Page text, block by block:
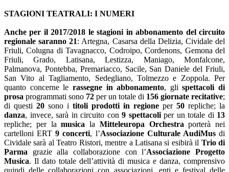
STAGIONI TEATRALI: I NUMERI
Anche per il 2017/2018 le stagioni in abbonamento del circuito
regionale saranno 21: Artegna, Casarsa della Delizia, Cividale del
Friuli, Colugna di Tavagnacco, Codroipo, Cordenons, Gemona del
Friuli, Grado, Latisana, Lestizza, Maniago, Monfalcone,
Palmanova, Pontebba, Premariacco, Sacile, San Daniele del Friuli,
San Vito al Tagliamento, Sedegliano, Tolmezzo e Zoppola. Per
quanto concerne le rassegne in abbonamento, glispettacoli di
prosa programmati sono 72 per un totale di 156 giornate recitative;
di questi 20 sono i titoli prodotti in regione per 50 repliche; la
danza, invece, sarà in circuito con 9 spettacoliper un totale di 13
repliche; per lamusica la Mitteleuropa Orchestra porterà nei
cartelloni ERT9 concerti, l’Associazione Culturale AudiMusdi
Cividale sarà al Teatro Ristori, mentre a Latisana si esibirà il Trio di
Parma grazie alla collaborazione con l’Associazione Progetto
Musica. Il dato totale dell’attività di musica e danza, comprensivo
quindi delle collaborazioni con associazioni, enti e festival delle